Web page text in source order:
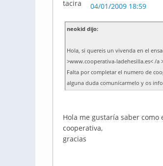
04/01/2009 18:59
neokid dijo:
Hola, si quereis un vivenda en el
>www.cooperativa-ladehesilla.es< /a
Falta por completar el numero de
alguna duda comunicarmelo y os
Hola me gustaría saber
cooperativa,
gracias